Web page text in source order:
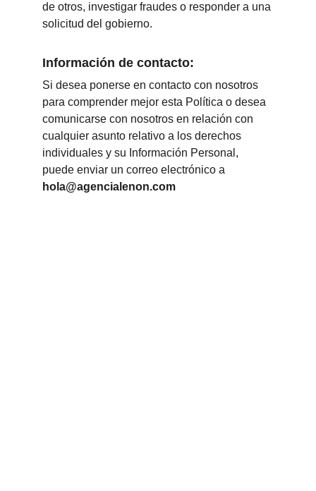
de otros, investigar fraudes o responder a una
solicitud del gobierno.
Información de contacto:
Si desea ponerse en contacto con nosotros
para comprender mejor esta Política o desea
comunicarse con nosotros en relación con
cualquier asunto relativo a los derechos
individuales y su Información Personal,
puede enviar un correo electrónico a
hola@agencialenon.com